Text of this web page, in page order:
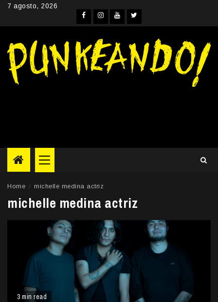
Skip7 agosto, 2026
Facebook
Instagram
YouTube
Twitter
Primary
Menu
Home michelle medina actriz
michelle medina actriz
3 min read